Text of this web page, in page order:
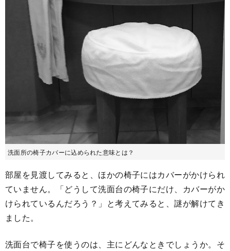
洗面所の椅子カバーに込められた意味とは？
部屋を見渡してみると、ほかの椅子にはカバーがかけられ
ていません。「どうして洗面台の椅子にだけ、カバーがか
けられているんだろう？」と考えてみると、謎が解けてき
ました。
洗面台で椅子を使うのは、主にどんなときでしょうか。そ